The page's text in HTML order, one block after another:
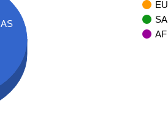
EU
SA
AF
AS